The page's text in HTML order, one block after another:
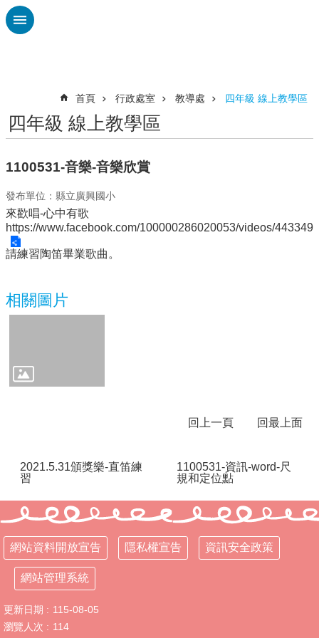
跳到主要內容區塊
認
興
校
刊
專
欄
動
態
處
室
區
務
E
學
校
相
關
網
頁
首頁 行政處室 教導處 四年級 線上教學區
四年級 線上教學區
1100531-音樂-音樂欣賞
發布單位：縣立廣興國小
來歡唱-心中有歌
https://www.facebook.com/100000286020053/videos/
請練習陶笛畢業歌曲。
相關圖片
回上一頁 回最上面
2021.5.31頒獎樂-直笛練
習
1100531-資訊-word-尺
規和定位點
網站資料開放宣告 隱私權宣告 資訊安全政策
網站管理系統
更新日期
115-08-05
瀏覽人次
114